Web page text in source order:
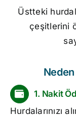
Üstteki
çeşitlerini
1. Nakit
Hurdalarınızı